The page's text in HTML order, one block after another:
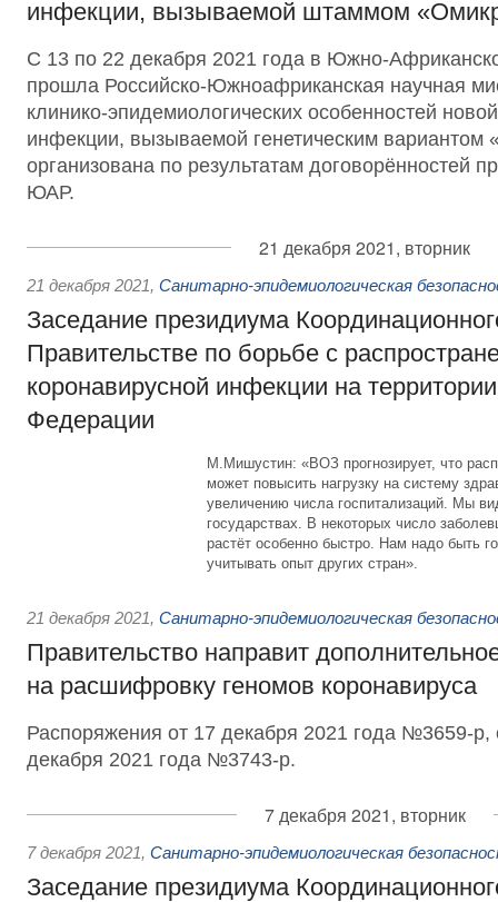
инфекции, вызываемой штаммом
С 13 по 22 декабря 2021 года в Южно-
прошла Российско-Южноафриканская научная
клинико-эпидемиологических особенностей
инфекции, вызываемой генетическим
организована по результатам договорённостей
ЮАР.
21 декабря 2021, вторник
21 декабря 2021, Санитарно-эпидемиологическая
Заседание президиума
Правительстве по борьбе с
коронавирусной инфекции на
Федерации
М.Мишустин: «ВОЗ прогнозирует, что
может повысить нагрузку на систему
увеличению числа госпитализаций. Мы
государствах. В некоторых число
растёт особенно быстро. Нам надо быть
учитывать опыт других стран».
21 декабря 2021, Санитарно-эпидемиологическая
Правительство направит
на расшифровку геномов коронавируса
Распоряжения от 17 декабря 2021 года №3659-р,
декабря 2021 года №3743-р.
7 декабря 2021, вторник
7 декабря 2021, Санитарно-эпидемиологическая
Заседание президиума